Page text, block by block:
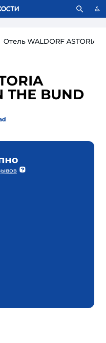
Что это значит?
Отель WALDORF ASTORIA
THE BUND